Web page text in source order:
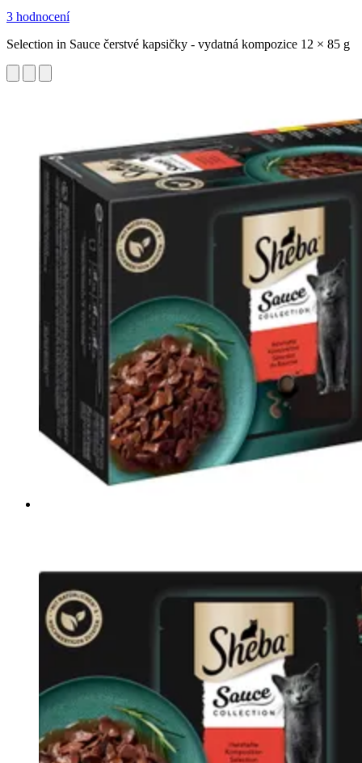
3 hodnocení
Selection in Sauce čerstvé kapsičky - vydatná kompozice 12 × 85 g